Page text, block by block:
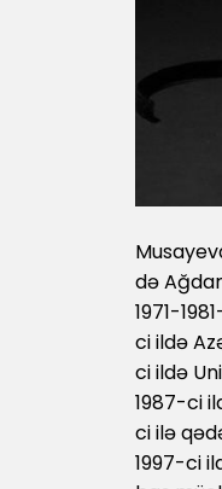
də
1971-
ci ildə
ci ildə
1987-ci
ci ilə
1997-ci